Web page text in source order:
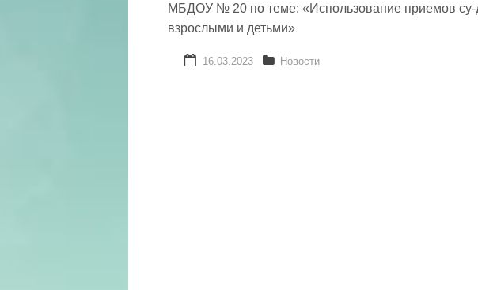
МБДОУ № 20 по теме: «Использование приемов су-
взрослыми и детьми»
16.03.2023 Новости